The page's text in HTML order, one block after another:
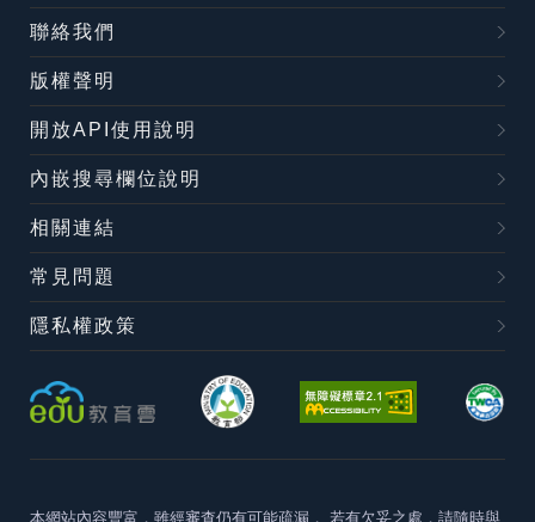
聯絡我們
版權聲明
開放API使用說明
內嵌搜尋欄位說明
相關連結
常見問題
隱私權政策
本網站內容豐富，雖經審查仍有可能疏漏， 若有欠妥之處，請隨時與